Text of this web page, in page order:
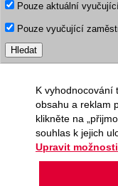
Pouze aktuální
Pouze vyučující
K vyhodnocování
obsahu a reklam
klikněte na
souhlas k jejich
Upravit možnosti